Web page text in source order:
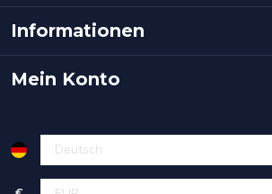
Informationen
Mein Konto